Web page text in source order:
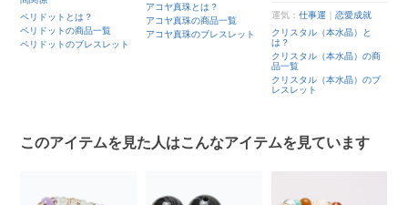
ット
アコヤ真珠とは？
アコヤ真珠の商品一覧
アコヤ真珠のブレスレット
運気： 仕事運 ｜恋愛成就
クリスタル（本水晶）と
は？
クリスタル（本水晶）の商
クリスタル（本水晶）のブ
クラック水晶の商品一覧
クラック水晶のブレスレッ
このアイテムを見た人はこんなアイテムを見ています